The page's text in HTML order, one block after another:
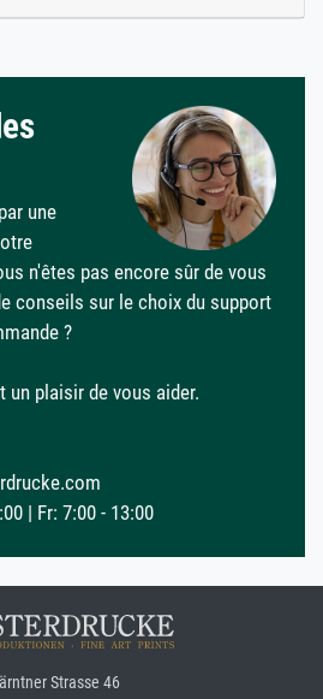
une
n'êtes pas encore sûr de vous
conseils sur le choix du support
?
un plaisir de vous aider.
| Fr: 7:00 - 13:00
Strasse 46